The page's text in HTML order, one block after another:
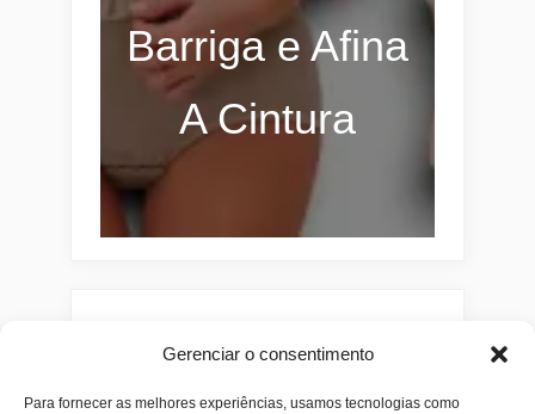
Gerenciar o consentimento
Para fornecer as melhores experiências, usamos tecnologias como
Barriga e Afina
A Cintura